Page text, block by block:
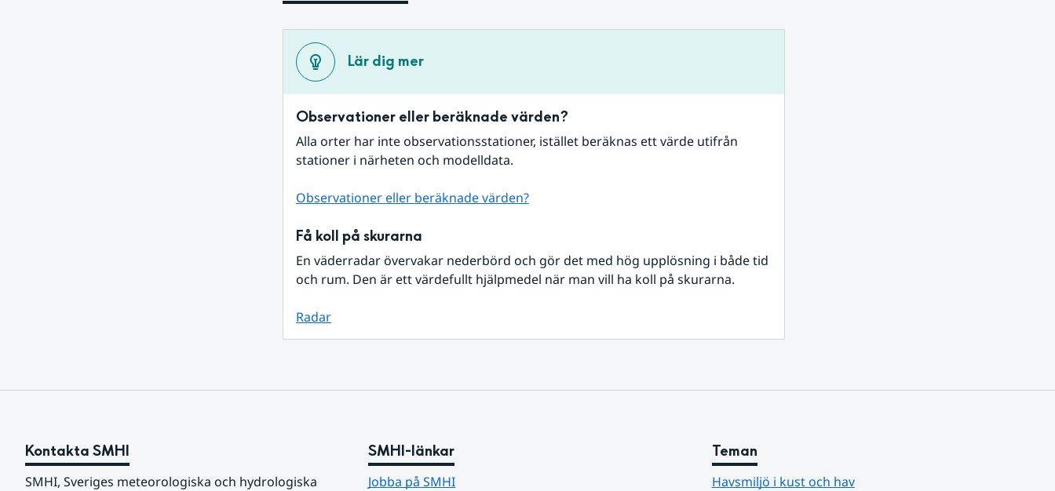
Lär dig mer
Observationer eller beräknade värden?
Alla orter har inte observationsstationer, istället beräknas ett värde utifrån
stationer i närheten och modelldata.
Observationer eller beräknade värden?
Få koll på skurarna
En väderradar övervakar nederbörd och gör det med hög upplösning i både tid
och rum. Den är ett värdefullt hjälpmedel när man vill ha koll på skurarna.
Radar
Kontakta SMHI
SMHI, Sveriges meteorologiska och hydrologiska
SMHI-länkar
Jobba på SMHI
Teman
Havsmiljö i kust och hav